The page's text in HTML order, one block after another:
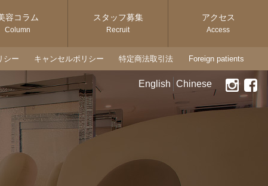
容コラム
Column
スタッフ募集
Recruit
アクセス
Access
シー キャンセルポリシー 特定商法取引法 Foreign patients
English Chinese